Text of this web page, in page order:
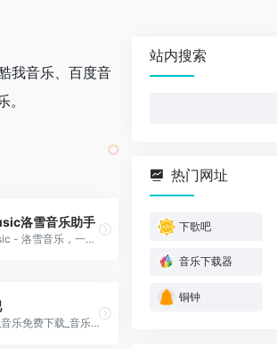
我音乐、百度音
洛雪音乐助手
LX Music - 洛雪音乐，一个免费开源的音乐查找工具
下歌吧_音乐免费下载_音乐在线试听_无损音乐下载
站内搜索
热门网址
下歌吧
音乐下载器
铜钟